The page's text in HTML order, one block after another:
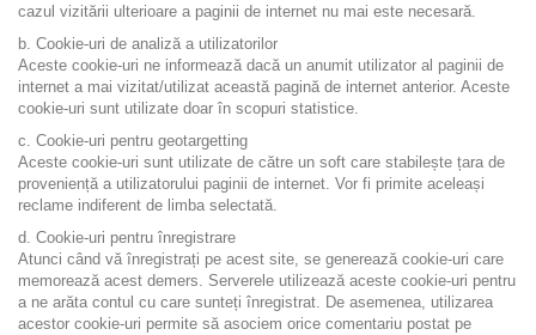
cazul vizitării ulterioare a paginii de internet nu mai este necesară.
b. Cookie-uri de analiză a utilizatorilor
Aceste cookie-uri ne informează dacă un anumit utilizator al paginii de
internet a mai vizitat/utilizat această pagină de internet anterior. Aceste
cookie-uri sunt utilizate doar în scopuri statistice.
c. Cookie-uri pentru geotargetting
Aceste cookie-uri sunt utilizate de către un soft care stabilește țara de
proveniență a utilizatorului paginii de internet. Vor fi primite aceleași
reclame indiferent de limba selectată.
d. Cookie-uri pentru înregistrare
Atunci când vă înregistrați pe acest site, se generează cookie-uri care
memorează acest demers. Serverele utilizează aceste cookie-uri pentru
a ne arăta contul cu care sunteți înregistrat. De asemenea, utilizarea
acestor cookie-uri permite să asociem orice comentariu postat pe